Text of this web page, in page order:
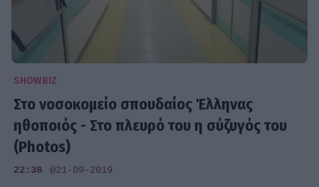
SHOWBIZ
Στο νοσοκομείο σπουδαίος Έλληνας
ηθοποιός - Στο πλευρό του η σύζυγός του
(Photos)
22:38 @21-09-2019